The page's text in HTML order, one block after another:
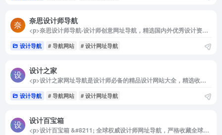
奈思设计师导航
<p>奈思设计师导航-设计师创意网址导航，精选国内外优秀设计资源、设计灵感，做设计师创意设计利器。</p>
设计导航 # 导航网站 # 设计网址导航
设计之家
<p>设计之家网址导航是设计师必备的精品设计网站大全，精选收录优秀设计网站，网页酷站，建筑室内，工业设计，字体设计，配色方案，图库素材，样机素材，设计工具，行业资讯，设计公司，国外优秀设计网站。</p>
设计导航 # 导航网站 # 设计网址导航
设计百宝箱
<p>设计百宝箱 &#8211; 全球权威设计师网址导航，严格收藏全球著名品牌、包装、广告、营销、咨询、室内、建筑、工业设计公司，以及常用的图片、字库、素材、设计社区等全方位设计师网站导航指引。</p>